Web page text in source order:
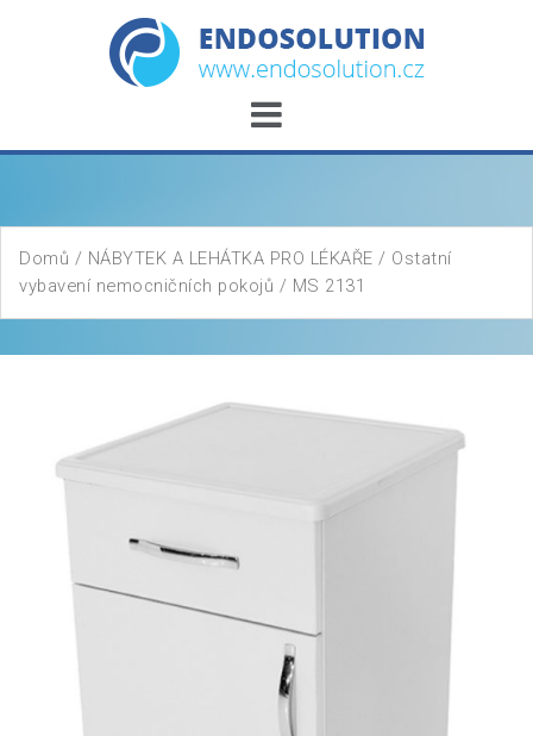
Domů / NÁBYTEK A LEHÁTKA PRO LÉKAŘE / Ostatní
vybavení nemocničních pokojů / MS 2131